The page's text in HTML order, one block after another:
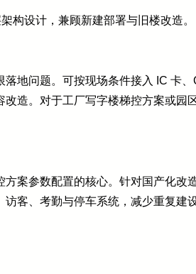
构设计，兼顾新建部署与旧楼改造。
地问题。可按现场条件接入 IC 卡
造。对于工厂写字楼梯控方案或园
案参数配置的核心。针对国产化改
客、考勤与停车系统，减少重复建